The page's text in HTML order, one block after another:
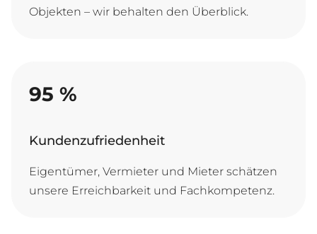
Objekten – wir behalten den Überblick.
95 %
Kundenzufriedenheit
Eigentümer, Vermieter und Mieter schätzen
unsere Erreichbarkeit und Fachkompetenz.